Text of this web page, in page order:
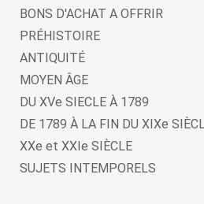
BONS D'ACHAT A OFFRIR
PRÉHISTOIRE
ANTIQUITÉ
MOYEN ÂGE
DU XVe SIECLE À 1789
DE 1789 À LA FIN DU XIXe
XXe et XXIe SIÈCLE
SUJETS INTEMPORELS